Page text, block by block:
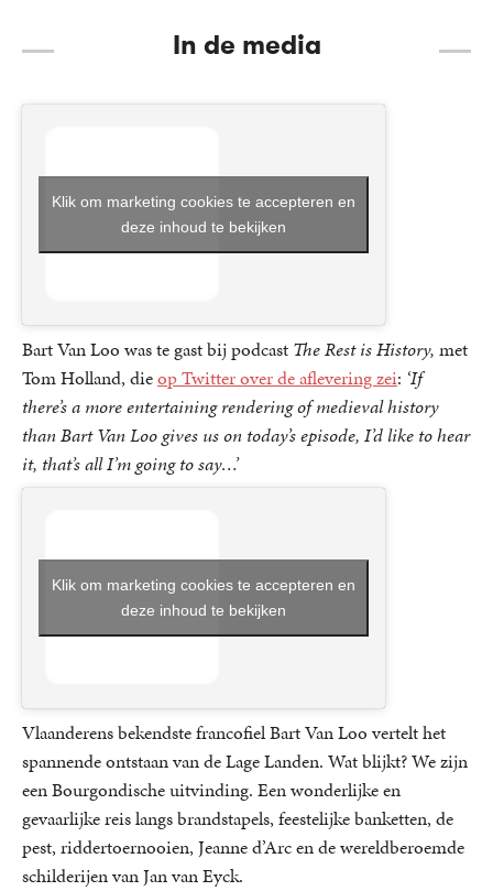
In de media
Klik om marketing cookies te accepteren en
deze inhoud te bekijken
Bart Van Loo was te gast bij podcast The Rest is History, met
Tom Holland, dieop Twitter over de aflevering zei: ‘If
there’s a more entertaining rendering of medieval history
than Bart Van Loo gives us on today’s episode, I’d like to hear
it, that’s all I’m going to say…’
Klik om marketing cookies te accepteren en
deze inhoud te bekijken
Vlaanderens bekendste francofiel Bart Van Loo vertelt het
spannende ontstaan van de Lage Landen. Wat blijkt? We zijn
een Bourgondische uitvinding. Een wonderlijke en
gevaarlijke reis langs brandstapels, feestelijke banketten, de
pest, riddertoernooien, Jeanne d’Arc en de wereldberoemde
schilderijen van Jan van Eyck.